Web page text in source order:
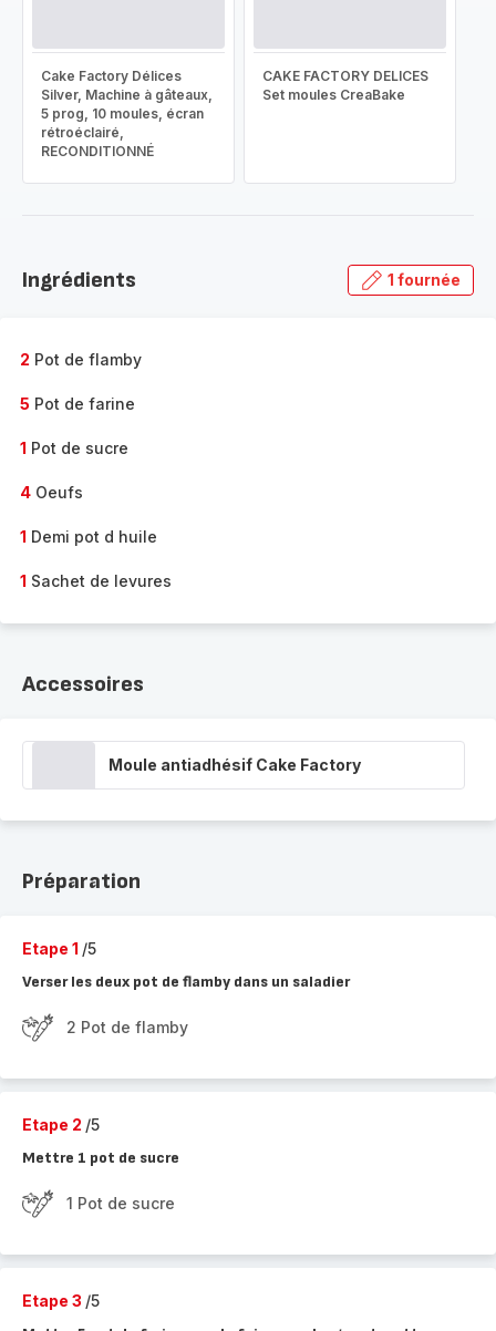
Cake Factory Délices
Silver, Machine à gâteaux,
5 prog, 10 moules, écran
rétroéclairé,
RECONDITIONNÉ
CAKE FACTORY DELICES
Set moules CreaBake
Ingrédients 1 fournée
2 Pot de flamby
5 Pot de farine
1 Pot de sucre
4 Oeufs
1 Demi pot d huile
1 Sachet de levures
Accessoires
Moule antiadhésif Cake Factory
Préparation
Etape 1 /5
Verser les deux pot de flamby dans un saladier
2 Pot de flamby
Etape 2 /5
Mettre 1 pot de sucre
1 Pot de sucre
Etape 3 /5